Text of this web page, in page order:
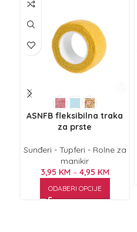
ASNFB fleksibilna traka
za prste
Sunđeri - Tupferi - Rolne za
manikir
3,95 KM– 4,95 KM
ODABERI OPCIJE